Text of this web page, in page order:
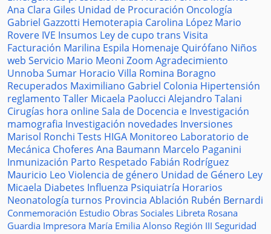
Ana Clara Giles Unidad de Procuración Oncología
Gabriel Gazzotti Hemoterapia Carolina López Mario
Rovere IVE Insumos Ley de cupo trans Visita
Facturación Marilina Espila Homenaje Quirófano Niños
web Servicio Mario Meoni Zoom Agradecimiento
Unnoba Sumar Horacio Villa Romina Boragno
Recuperados Maximiliano Gabriel Colonia Hipertensión
reglamento Taller Micaela Paolucci Alejandro Talani
Cirugías hora onlineSala de Docencia e Investigación
mamografia Investigación novedades Inversiones
Marisol Ronchi Tests HIGA Monitoreo Laboratorio de
Mecánica Choferes Ana Baumann Marcelo Paganini
Inmunización Parto Respetado Fabián Rodríguez
Mauricio Leo Violencia de género Unidad de Género Ley
Micaela Diabetes Influenza Psiquiatría Horarios
Neonatología turnos Provincia Ablación Rubén Bernardi
Conmemoración Estudio Obras Sociales Libreta Rosana
Guardia Impresora María Emilia Alonso Región III Seguridad